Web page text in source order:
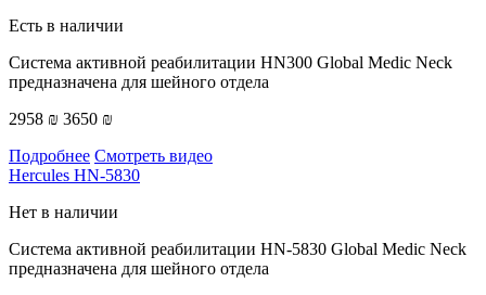
Есть в наличии
Система активной реабилитации HN300 Global Medic Neck
предназначена для шейного отдела
2958 ₪ 3650 ₪
Подробнее Смотреть видео
Hercules HN-5830
Нет в наличии
Система активной реабилитации HN-5830 Global Medic Neck
предназначена для шейного отдела